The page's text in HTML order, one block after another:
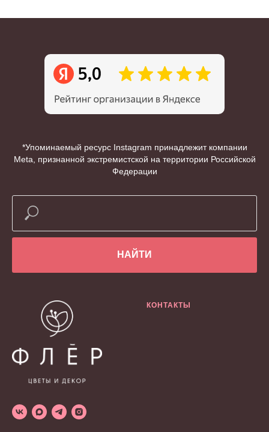
*Упоминаемый ресурс Instagram принадлежит компании
Meta, признанной экстремистской на территории Российской
Федерации
НАЙТИ
КОНТАКТЫ